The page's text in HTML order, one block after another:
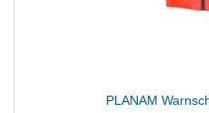
PLANAM